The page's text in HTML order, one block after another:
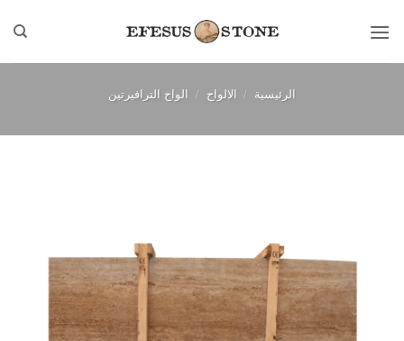
للمحتوى
الرئيسية / الالواح / الواح الترافيرتين